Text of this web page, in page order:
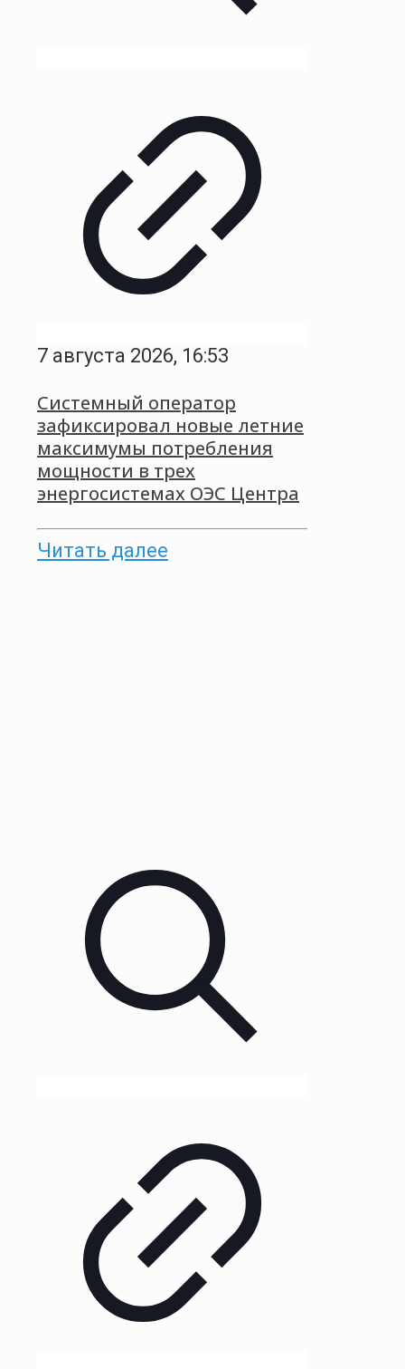
7 августа 2026, 16:53
Системный оператор
зафиксировал новые летние
максимумы потребления
мощности в трех
энергосистемах ОЭС Центра
Читать далее